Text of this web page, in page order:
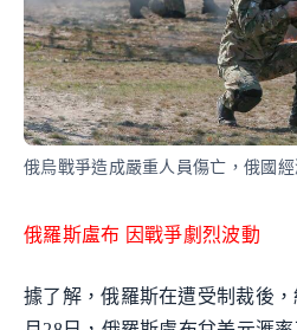
俄烏戰爭造成嚴重人員傷亡，俄國經
俄羅斯盧布 因戰爭劇烈波動
據了解，俄羅斯在遭受制裁後